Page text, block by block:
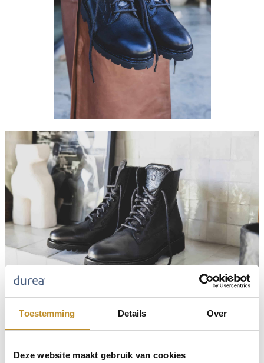
Toestemming Details Over
Deze website maakt gebruik van cookies